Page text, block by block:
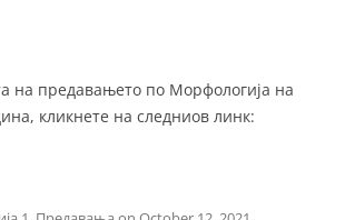
на предавањето по Морфологија на
кликнете на следниов линк: